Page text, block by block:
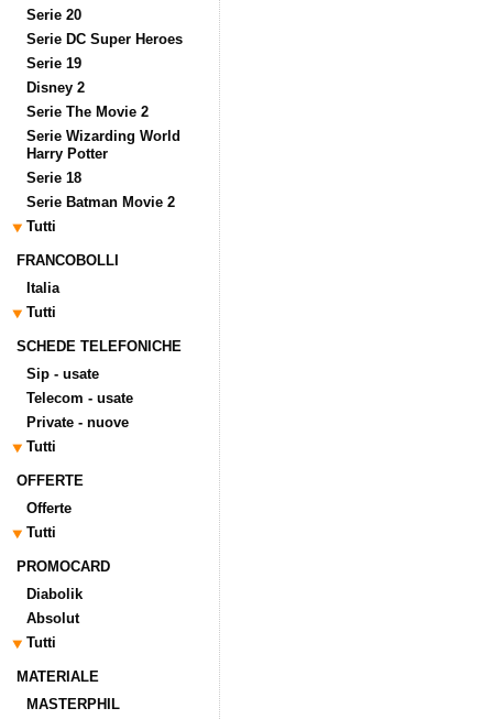
Serie 20
Serie DC Super Heroes
Serie 19
Disney 2
Serie The Movie 2
Serie Wizarding World
Harry Potter
Serie 18
Serie Batman Movie 2
Tutti
FRANCOBOLLI
Italia
Tutti
SCHEDE TELEFONICHE
Sip - usate
Telecom - usate
Private - nuove
Tutti
OFFERTE
Offerte
Tutti
PROMOCARD
Diabolik
Absolut
Tutti
MATERIALE
MASTERPHIL